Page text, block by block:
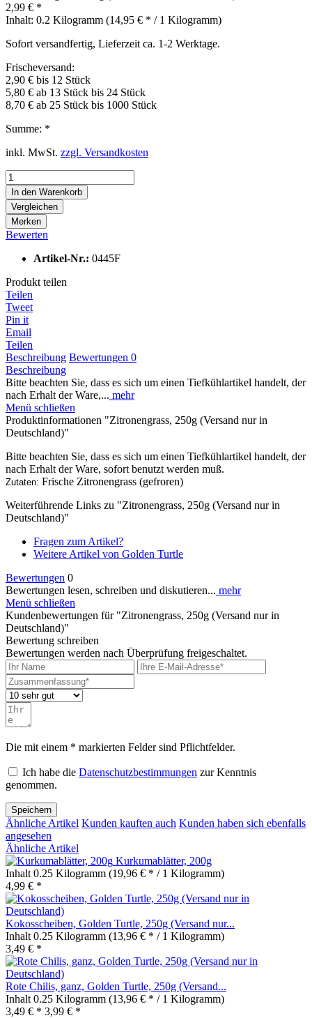
2,99 € *
Inhalt: 0.2 Kilogramm (14,95 € * / 1 Kilogramm)
Sofort versandfertig, Lieferzeit ca. 1-2 Werktage.
Frischeversand:
2,90 € bis 12 Stück
5,80 € ab 13 Stück bis 24 Stück
8,70 € ab 25 Stück bis 1000 Stück
Summe: *
inkl. MwSt. zzgl. Versandkosten
In den Warenkorb
Vergleichen
Merken
Bewerten
Artikel-Nr.: 0445F
Produkt teilen
Teilen
Tweet
Pin it
Email
Teilen
Beschreibung Bewertungen 0
Beschreibung
Bitte beachten Sie, dass es sich um einen Tiefkühlartikel handelt, der
nach Erhalt der Ware,... mehr
Menü schließen
Produktinformationen "Zitronengrass, 250g (Versand nur in
Deutschland)"
Bitte beachten Sie, dass es sich um einen Tiefkühlartikel handelt, der
nach Erhalt der Ware, sofort benutzt werden muß.
Zutaten: Frische Zitronengrass (gefroren)
Weiterführende Links zu "Zitronengrass, 250g (Versand nur in
Deutschland)"
Fragen zum Artikel?
Weitere Artikel von Golden Turtle
Bewertungen 0
Bewertungen lesen, schreiben und diskutieren... mehr
Menü schließen
Kundenbewertungen für "Zitronengrass, 250g (Versand nur in
Deutschland)"
Bewertung schreiben
Bewertungen werden nach Überprüfung freigeschaltet.
Die mit einem * markierten Felder sind Pflichtfelder.
Ich habe die Datenschutzbestimmungen zur Kenntnis
genommen.
Speichern
Ähnliche Artikel Kunden kauften auch Kunden haben sich ebenfalls
angesehen
Ähnliche Artikel
Kurkumablätter, 200g
Inhalt 0.25 Kilogramm (19,96 € * / 1 Kilogramm)
4,99 € *
Kokosscheiben, Golden Turtle, 250g (Versand nur...
Inhalt 0.25 Kilogramm (13,96 € * / 1 Kilogramm)
3,49 € *
Rote Chilis, ganz, Golden Turtle, 250g (Versand...
Inhalt 0.25 Kilogramm (13,96 € * / 1 Kilogramm)
3,49 € * 3,99 € *